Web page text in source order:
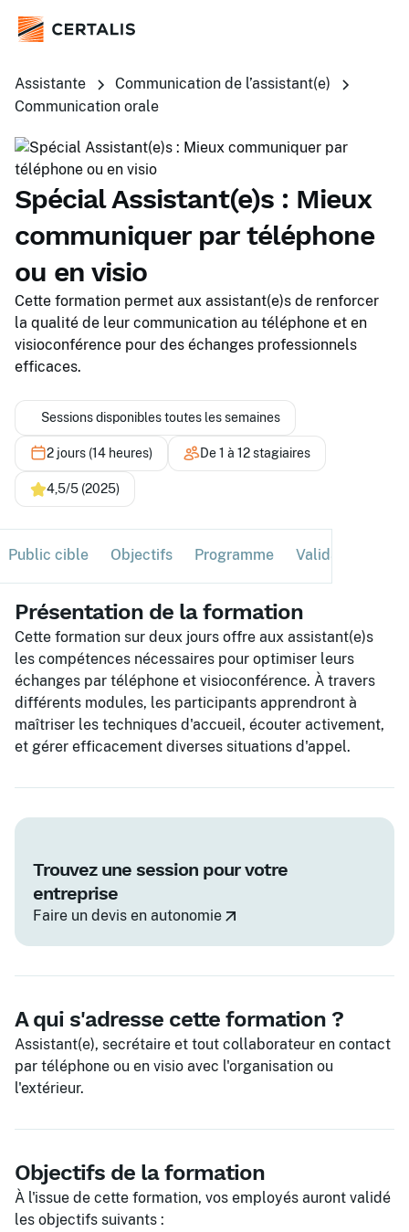
Assistante
Communication de l’assistant(e)
Communication orale
Spécial Assistant(e)s : Mieux
communiquer par téléphone
ou en visio
Cette formation permet aux assistant(e)s de renforcer
la qualité de leur communication au téléphone et en
visioconférence pour des échanges professionnels
efficaces.
Sessions disponibles toutes les semaines
2 jours (14 heures) De 1 à 12 stagiaires
4,5/5 (2025)
Public cible Objectifs Programme Validation
Présentation de la formation
Cette formation sur deux jours offre aux assistant(e)s
les compétences nécessaires pour optimiser leurs
échanges par téléphone et visioconférence. À travers
différents modules, les participants apprendront à
maîtriser les techniques d'accueil, écouter activement,
et gérer efficacement diverses situations d'appel.
Trouvez une session pour votre
entreprise
Faire un devis en autonomie
A qui s'adresse cette formation ?
Assistant(e), secrétaire et tout collaborateur en contact
par téléphone ou en visio avec l'organisation ou
l'extérieur.
Objectifs de la formation
À l'issue de cette formation, vos employés auront validé
les objectifs suivants :